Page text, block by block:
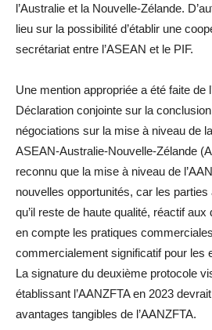
l’Australie et la Nouvelle-Zélande.
lieu sur la possibilité d’établir une
secrétariat entre l’ASEAN et le PIF.
Une mention appropriée a été faite de
Déclaration conjointe sur la
négociations sur la mise à niveau de
ASEAN-Australie-Nouvelle-Zélande
reconnu que la mise à niveau de
nouvelles opportunités, car les parties
qu’il reste de haute qualité, réactif
en compte les pratiques
commercialement significatif pour les
La signature du deuxième protocole
établissant l’AANZFTA en 2023
avantages tangibles de l’AANZFTA.